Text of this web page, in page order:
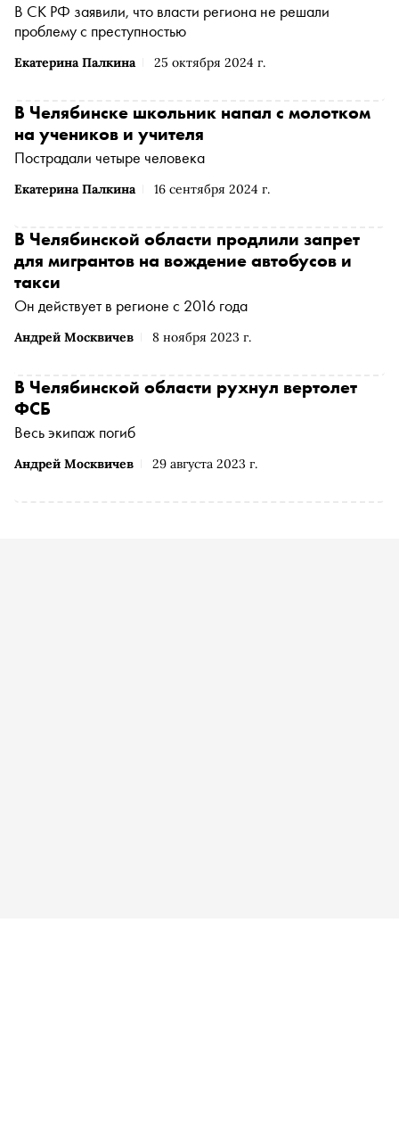
Екатерина Палкина 25 октября 2024 г.
В СК РФ заявили, что власти региона не решали
проблему с преступностью
Екатерина Палкина 16 сентября 2024 г.
В Челябинске школьник напал с молотком
на учеников и учителя
Пострадали четыре человека
Андрей Москвичев 8 ноября 2023 г.
В Челябинской области продлили запрет
для мигрантов на вождение автобусов и
такси
Он действует в регионе с 2016 года
Андрей Москвичев 29 августа 2023 г.
В Челябинской области рухнул вертолет
ФСБ
Весь экипаж погиб